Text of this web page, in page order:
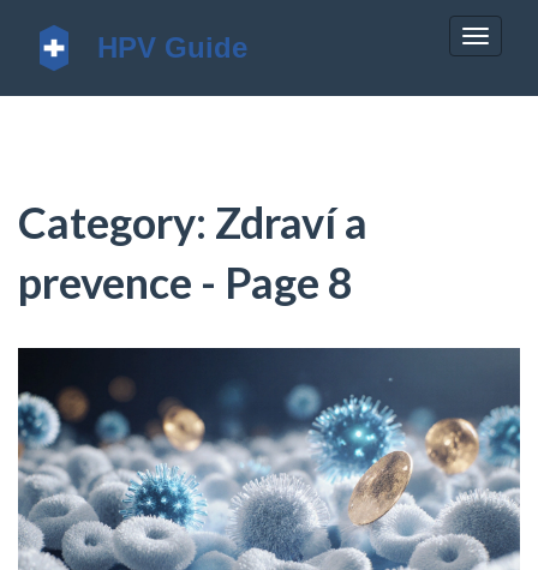
Category: Zdraví a
prevence - Page 8